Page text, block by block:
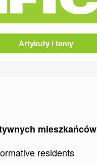
Artykuły i tomy
mieszkańców
residents